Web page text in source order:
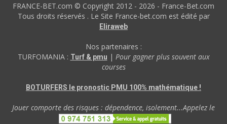
FRANCE-BET.com © Copyright 2012 - 2026 - France-Bet.com
Tous droits réservés . Le Site France-bet.com est édité par
Eliraweb
Nos partenaires :
TURFOMANIA : Turf & pmu | Pour gagner plus souvent aux
courses
BOTURFERS le pronostic PMU 100% mathématique !
Jouer comporte des risques : dépendence, isolement...Appelez le